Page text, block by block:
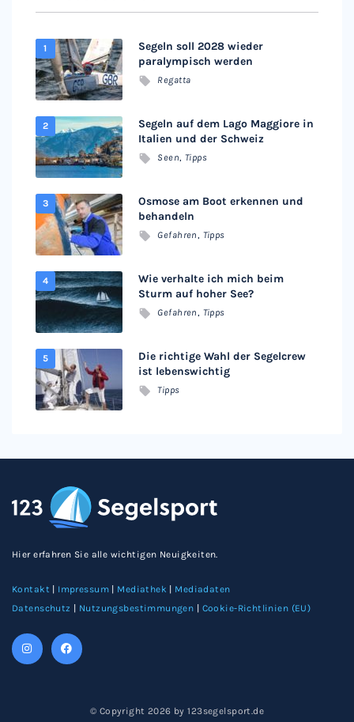
Segeln soll 2028 wieder
paralympisch werden
Regatta
Segeln auf dem Lago Maggiore in
Italien und der Schweiz
Seen, Tipps
Osmose am Boot erkennen und
behandeln
Gefahren, Tipps
Wie verhalte ich mich beim
Sturm auf hoher See?
Gefahren, Tipps
Die richtige Wahl der Segelcrew
ist lebenswichtig
Tipps
Hier erfahren Sie alle wichtigen Neuigkeiten.
Kontakt | Impressum | Mediathek | Mediadaten
Datenschutz | Nutzungsbestimmungen | Cookie-Richtlinien (EU)
© Copyright 2026 by 123segelsport.de